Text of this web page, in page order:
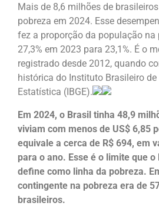
Mais de 8,6 milhões de
pobreza em 2024. Esse
fez a proporção da população na
27,3% em 2023 para 23,1%. É o
registrado desde 2012, quando
histórica do Instituto Brasileiro de
Estatística (IBGE).
Em 2024, o Brasil tinha 48,9
viviam com menos de US$ 6,85
equivale a cerca de R$ 694, em
para o ano. Esse é o limite que
define como linha da pobreza.
contingente na pobreza era de
brasileiros.